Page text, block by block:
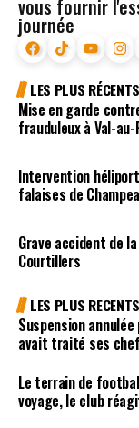
vous fournir
journée
LES PLUS RÉCENTS
Mise en garde
frauduleux à Val-
Intervention
falaises de
Grave accident de
Courtillers
LES PLUS RECENTS
Suspension annulée
avait traité ses
Le terrain de
voyage, le club